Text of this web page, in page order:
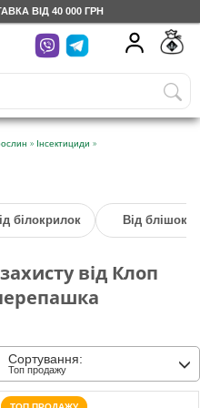
ВІД 40 000 ГРН
UA
грн
» Інсектициди »
білокрилок Від блішок
від Клоп
Сортування:
Топ продажу